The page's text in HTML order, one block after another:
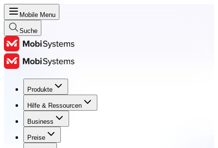
Mobile Menu
Suche
Produkte
Hilfe & Ressourcen
Business
Preise
Produkte
Hilfe & Ressourcen
Business
Preise